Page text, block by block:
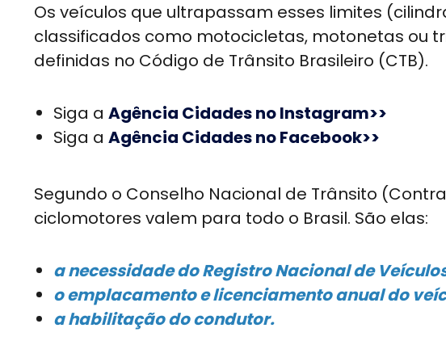
Os veículos que ultrapassam esses limites
classificados como motocicletas, motonetas ou
definidas no Código de Trânsito Brasileiro (CTB).
Siga a Agência Cidades no Instagram>>
Siga a Agência Cidades no Facebook>>
Segundo o Conselho Nacional de Trânsito
ciclomotores valem para todo o Brasil. São elas:
a necessidade do Registro Nacional de
o emplacamento e licenciamento anual do
a habilitação do condutor.